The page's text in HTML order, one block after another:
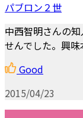
パブロン２世
中西智明さんの
せんでした。興味
Good
2015/04/23